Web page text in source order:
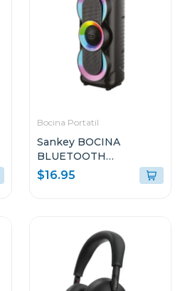
Bocina Portatil
Sankey BOCINA
BLUETOOTH
PORTATIL 10W
4DCD101
$16.95